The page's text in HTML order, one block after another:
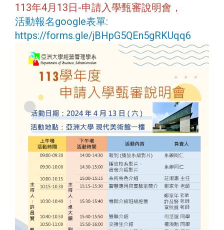
113年4月13日-申請入學甄審說明會，
活動報名google表單:
https://forms.gle/jBHpG5QEn5gRKUqq6